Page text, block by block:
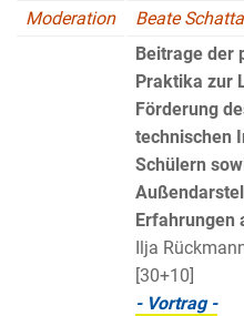
Moderation
Beate
Beitrage der
Praktika zur
Förderung
technischen
Schülern
Erfahrungen
Ilja
[30+10]
- Vortrag -